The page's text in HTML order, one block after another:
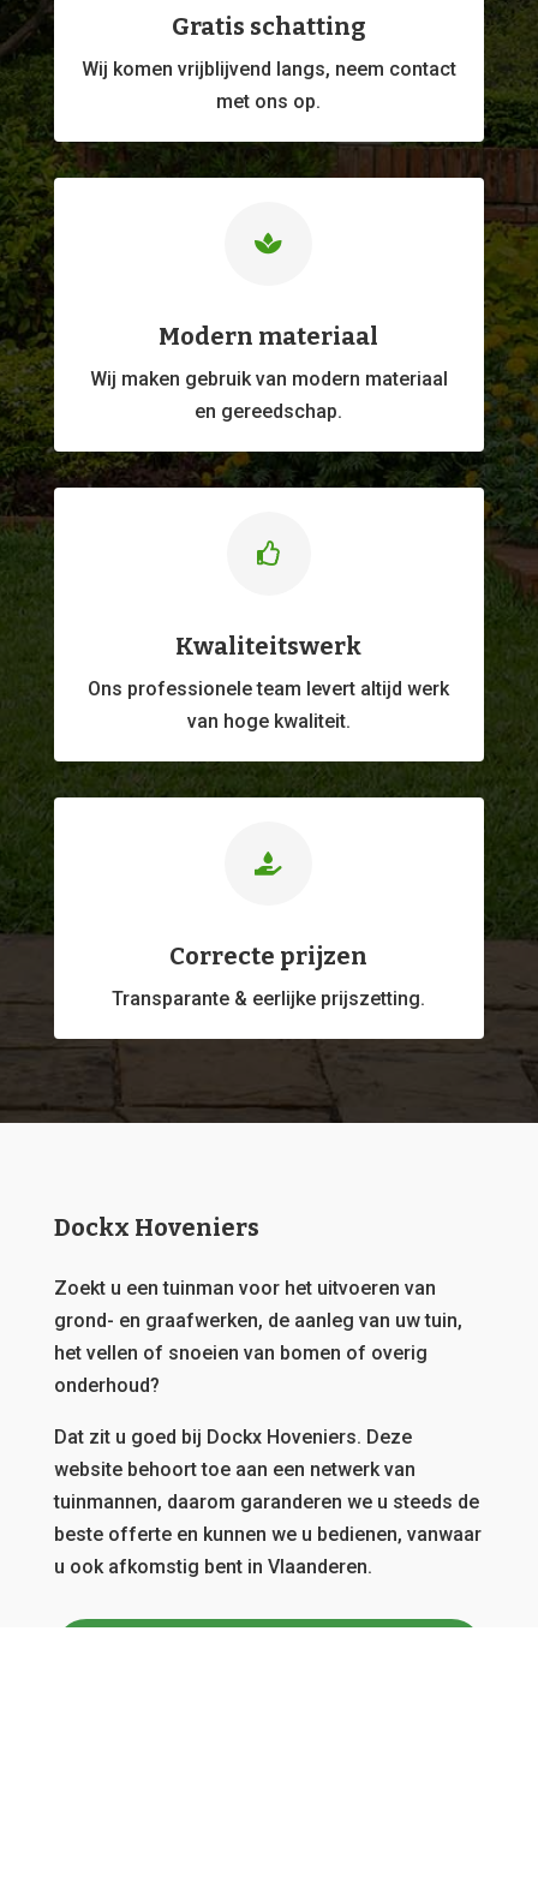
Gratis schatting
Wij komen vrijblijvend langs, neem contact
met ons op.

Modern materiaal
Wij maken gebruik van modern materiaal
en gereedschap.

Kwaliteitswerk
Ons professioneleteam levert altijd werk
van hoge kwaliteit.

Correcte prijzen
Transparante & eerlijke prijszetting.
Dockx Hoveniers
Zoekt u een tuinman voor het uitvoeren van
grond- en graafwerken, de aanleg van uw tuin,
het vellen of snoeien van bomen of overig
onderhoud?
Dat zit u goed bij Dockx Hoveniers. Deze
website behoort toe aan een netwerk van
tuinmannen, daarom garanderen we u steeds de
beste offerte en kunnen we u bedienen, vanwaar
u ook afkomstig bent in Vlaanderen.